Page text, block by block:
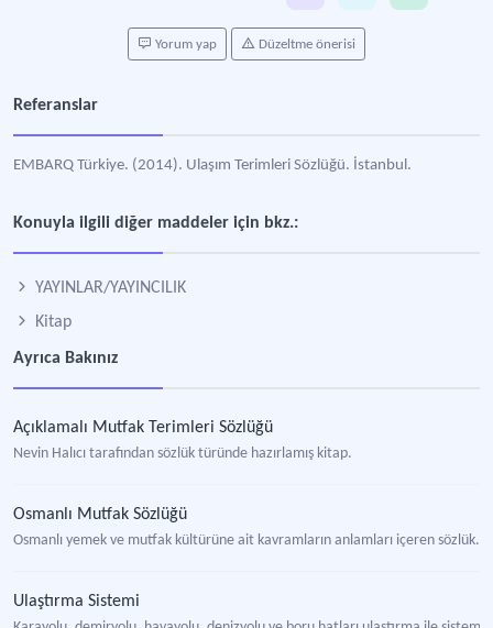
Yorum yap Düzeltme önerisi
Referanslar
EMBARQ Türkiye. (2014). Ulaşım Terimleri Sözlüğü. İstanbul.
Konuyla ilgili diğer maddeler için bkz.:
YAYINLAR/YAYINCILIK
Kitap
Ayrıca Bakınız
Açıklamalı Mutfak Terimleri Sözlüğü
Nevin Halıcı tarafından sözlük türünde hazırlamış kitap.
Osmanlı Mutfak Sözlüğü
Osmanlı yemek ve mutfak kültürüne ait kavramların anlamları içeren sözlük.
Ulaştırma Sistemi